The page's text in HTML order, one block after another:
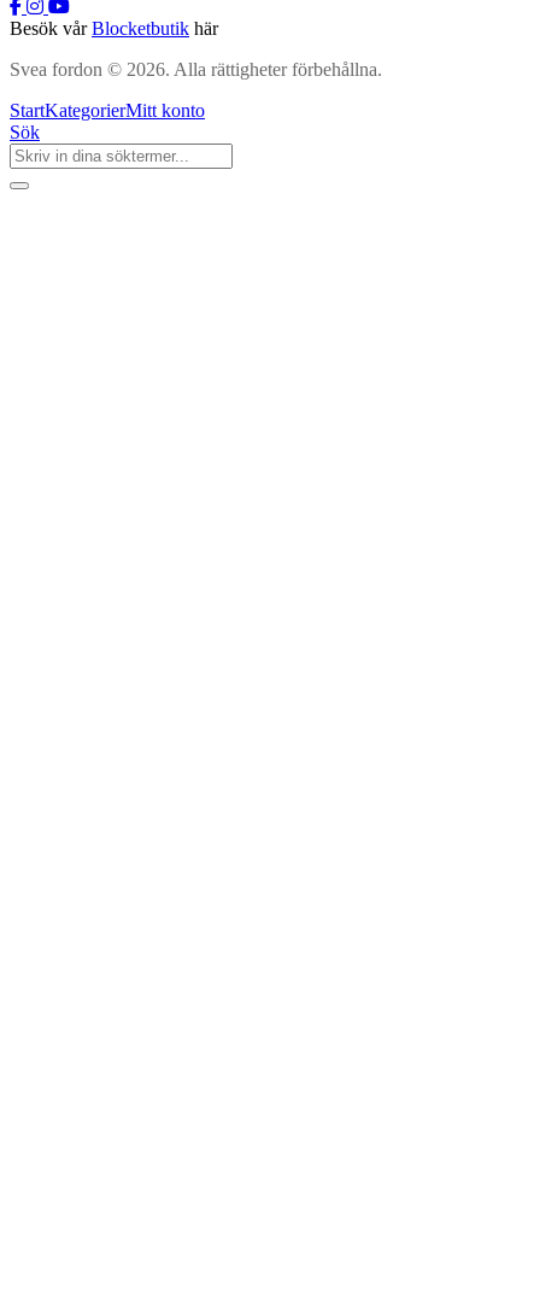
Besök vårBlocketbutik här
Svea fordon © 2026. Alla rättigheter förbehållna.
StartKategorierMitt konto
Sök